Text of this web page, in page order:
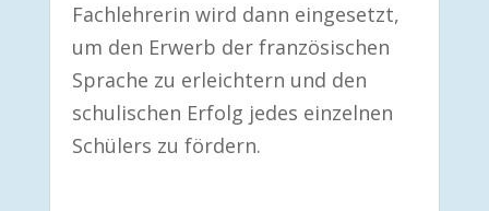
Fachlehrerin wird dann eingesetzt,
um den Erwerb der französischen
Sprache zu erleichtern und den
schulischen Erfolg jedes einzelnen
Schülers zu fördern.